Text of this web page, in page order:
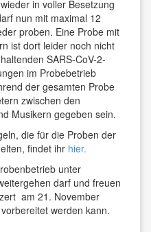
in voller Besetzung
nun mit maximal 12
proben. Eine Probe mit
ist dort leider noch nicht
SARS-CoV-2-
im Probebetrieb
der gesamten Probe
zwischen den
Musikern gegeben sein.
die für die Proben der
findet ihr hier.
unter
darf und freuen
am 21. November
werden kann.